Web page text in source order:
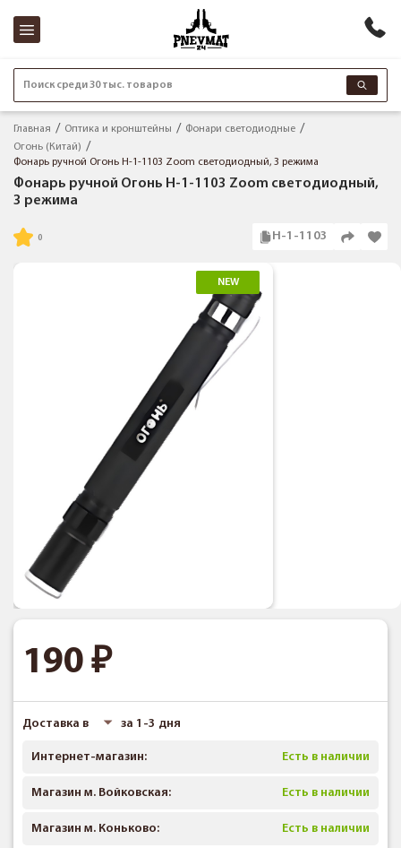
Поиск среди 30 тыс. товаров
Главная Оптика и кронштейны
Фонари светодиодные
Огонь (Китай)
Фонарь ручной Огонь Н-1-1103 Zoom светодиодный, 3 режима
Фонарь ручной Огонь Н-1-1103 Zoom светодиодный,
3 режима
Н-1-1103
NEW
190
Доставка в за 1-3 дня
Интернет-магазин: Есть в наличии
Магазин м. Войковская: Есть в наличии
Магазин м. Коньково: Есть в наличии